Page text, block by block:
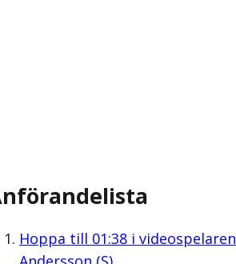
Hoppa till 01:38i videospelaren